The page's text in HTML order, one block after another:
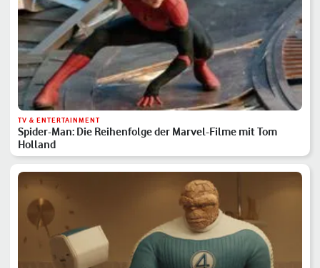
TV & ENTERTAINMENT
Spider-Man: Die Reihenfolge der Marvel-Filme mit Tom
Holland